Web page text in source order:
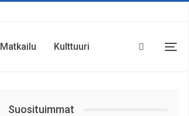
Matkailu Kulttuuri
Suosituimmat